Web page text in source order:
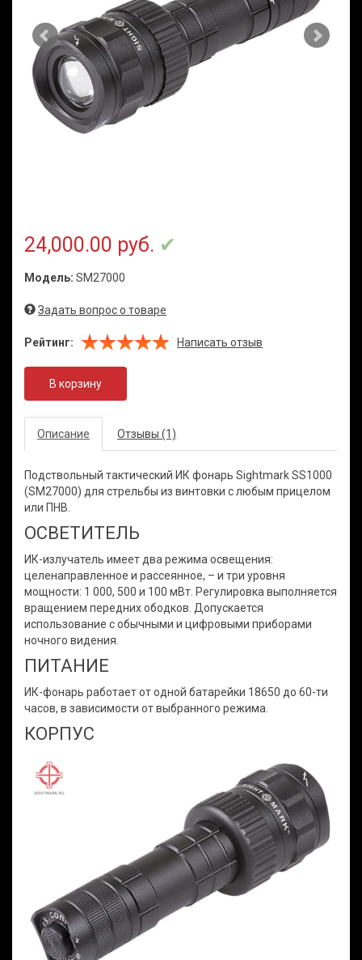
24,000.00 руб.
Модель: SM27000
Задать вопрос о товаре
Рейтинг: Написать отзыв
В корзину
Описание Отзывы (1)
Подствольный тактический ИК фонарь Sightmark SS1000
(SM27000) для стрельбы из винтовки с любым прицелом
или ПНВ.
ОСВЕТИТЕЛЬ
ИК-излучатель имеет два режима освещения:
целенаправленное и рассеянное, – и три уровня
мощности: 1 000, 500 и 100 мВт. Регулировка выполняется
вращением передних ободков. Допускается
использование с обычными и цифровыми приборами
ночного видения.
ПИТАНИЕ
ИК-фонарь работает от одной батарейки 18650 до 60-ти
часов, в зависимости от выбранного режима.
КОРПУС